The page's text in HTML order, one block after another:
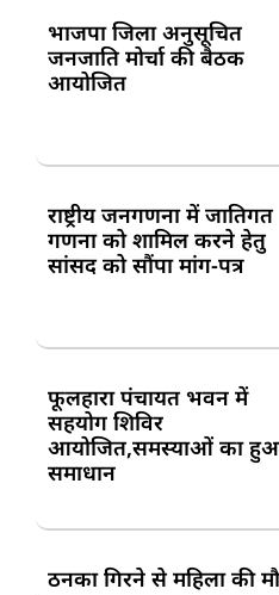
भाजपा जिला अनुसूचित
जनजाति मोर्चा की बैठक
आयोजित
राष्ट्रीय जनगणना में जातिगत
गणना को शामिल करने हेतु
सांसद को सौंपा मांग-पत्र
फूलहारा पंचायत भवन में
सहयोग शिविर
आयोजित,समस्याओं का
समाधान
ठनका गिरने से महिला की